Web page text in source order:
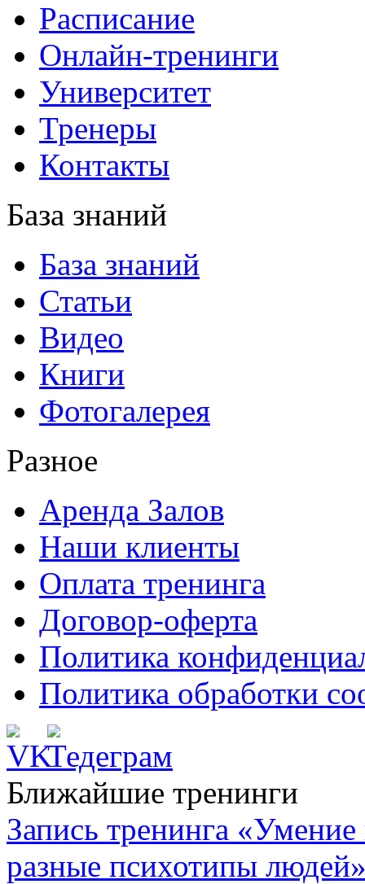
Расписание
Онлайн-тренинги
Университет
Тренеры
Контакты
База знаний
База знаний
Статьи
Видео
Книги
Фотогалерея
Разное
Аренда Залов
Наши клиенты
Оплата тренинга
Договор-оферта
Политика
Политика обработки
Ближайшие тренинги
Запись тренинга «Умение
разные психотипы